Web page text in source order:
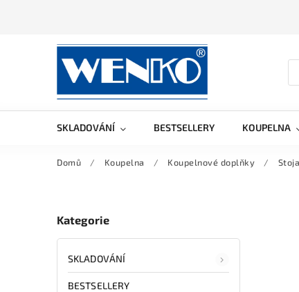
SKLADOVÁNÍ BESTSELLERY KOUPELNA
Domů / Koupelna / Koupelnové doplňky /
Kategorie
SKLADOVÁNÍ
BESTSELLERY